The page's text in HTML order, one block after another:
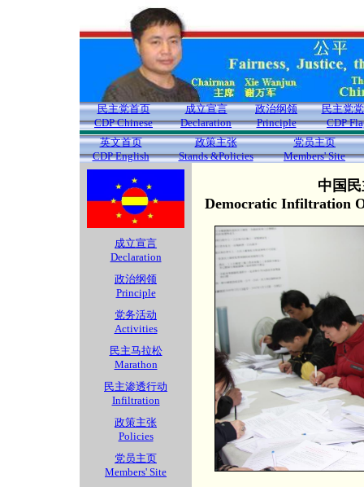
民主党首页
CDP Chinese
成立宣言
Declaration
政治纲领
Principle
民主党
CDP
英文首页
CDP English
政策主张
Stands &Policies
党员主页
Members' Site
成立宣言
Declaration
政治纲领
Principle
党务活动
Activities
民主马拉松
Marathon
民主渗透行动
Infiltration
政策主张
Policies
党员主页
Members' Site
中国
Democratic Infiltration